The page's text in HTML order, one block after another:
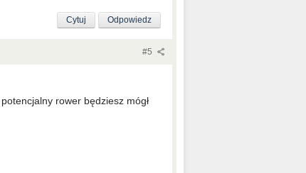
Odpowiedz
Cytuj
#5
rower będziesz mógł